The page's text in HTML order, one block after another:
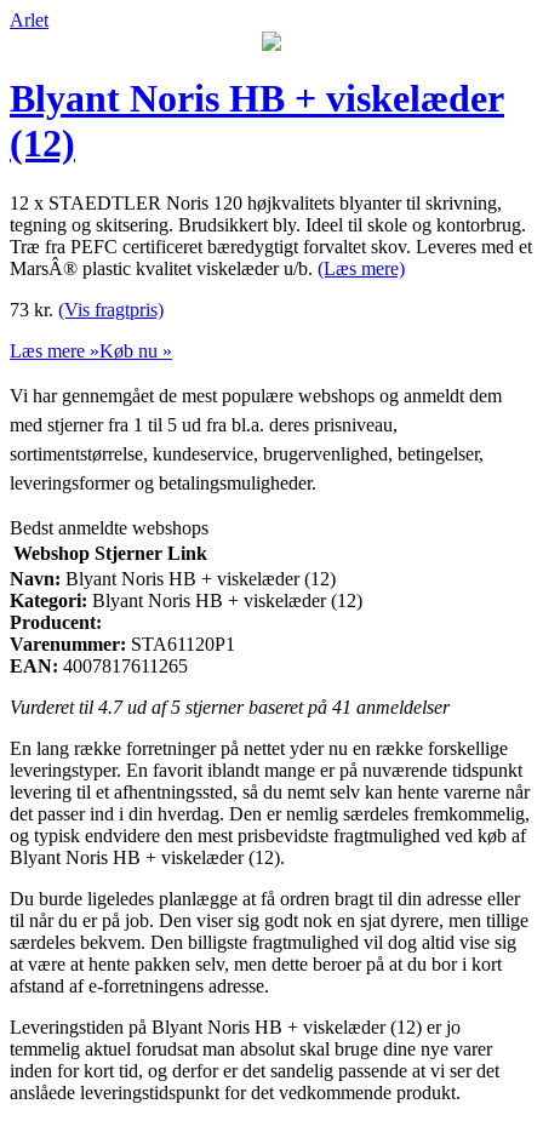
Arlet
Blyant Noris HB + viskelæder
(12)
12 x STAEDTLER Noris 120 højkvalitets blyanter til skrivning,
tegning og skitsering. Brudsikkert bly. Ideel til skole og kontorbrug.
Træ fra PEFC certificeret bæredygtigt forvaltet skov. Leveres med et
MarsÂ® plastic kvalitet viskelæder u/b. (Læs mere)
73 kr. (Vis fragtpris)
Læs mere »Køb nu »
Vi har gennemgået de mest populære webshops og anmeldt dem
med stjerner fra 1 til 5 ud fra bl.a. deres prisniveau,
sortimentstørrelse, kundeservice, brugervenlighed, betingelser,
leveringsformer og betalingsmuligheder.
Bedst anmeldte webshops
Webshop Stjerner Link
Navn: Blyant Noris HB + viskelæder (12)
Kategori: Blyant Noris HB + viskelæder (12)
Producent:
Varenummer: STA61120P1
EAN: 4007817611265
Vurderet til 4.7ud af 5 stjerner baseret på 41 anmeldelser
En lang række forretninger på nettet yder nu en række forskellige
leveringstyper. En favorit iblandt mange er på nuværende tidspunkt
levering til et afhentningssted, så du nemt selv kan hente varerne når
det passer ind i din hverdag. Den er nemlig særdeles fremkommelig,
og typisk endvidere den mest prisbevidste fragtmulighed ved køb af
Blyant Noris HB + viskelæder (12).
Du burde ligeledes planlægge at få ordren bragt til din adresse eller
til når du er på job. Den viser sig godt nok en sjat dyrere, men tillige
særdeles bekvem. Den billigste fragtmulighed vil dog altid vise sig
at være at hente pakken selv, men dette beroer på at du bor i kort
afstand af e-forretningens adresse.
Leveringstiden på Blyant Noris HB + viskelæder (12) er jo
temmelig aktuel forudsat man absolut skal bruge dine nye varer
inden for kort tid, og derfor er det sandelig passende at vi ser det
anslåede leveringstidspunkt for det vedkommende produkt.